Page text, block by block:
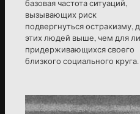
базовая частота ситуаций,
вызывающих риск
подвергнуться остракизму,
этих людей выше, чем для
придерживающихся своего
близкого социального круга.